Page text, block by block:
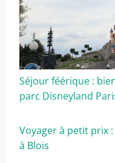
Séjour féérique :
parc Disneyland
Voyager à petit prix
à Blois